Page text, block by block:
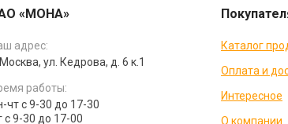
«МОНА»
адрес:
ул. Кедрова, д. 6 к.1
работы:
чт с 9-30 до 17-30
с 9-30 до 17-00
Каталог
Оплата и
Интересное
О компании